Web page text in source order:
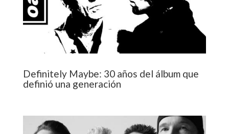
Definitely Maybe: 30 años del álbum que
definió una generación